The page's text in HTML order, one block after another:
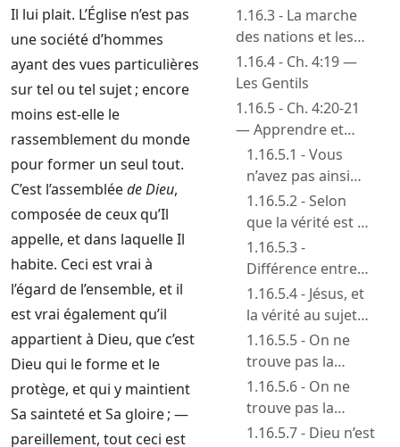
Il lui plait. L’Église n’est pas
une société d’hommes
ayant des vues particulières
sur tel ou tel sujet ; encore
moins est-elle le
rassemblement du monde
pour former un seul tout.
C’est l’assembléede Dieu,
composée de ceux qu’Il
appelle, et dans laquelle Il
habite. Ceci est vrai à
l’égard de l’ensemble, et il
est vrai également qu’il
appartient à Dieu, que c’est
Dieu qui le forme et le
protège, et qui y maintient
Sa sainteté et Sa gloire ; —
pareillement, tout ceci est
abandonner ses
propres principes
1.16.3 - La marche
des nations et les
vaines pensées
viennent de l’état du
cœur
1.16.4 - Ch. 4:19 —
Les Gentils
1.16.5 - Ch. 4:20-21
— Apprendre et
entendre Christ,
selon la vérité en
Jésus
1.16.5.1 - Vous
n’avez pas ainsi
appris le Christ
1.16.5.2 - Selon
que la vérité est en
Jésus — Différence
entre Christ et
Jésus
1.16.5.3 -
Différence entre
« Jésus est la
vérité » et « le
Saint Esprit est la
vérité »
1.16.5.4 - Jésus, et
la vérité au sujet
de l’homme
1.16.5.5 - On ne
trouve pas la
vérité au sujet de
Dieu dans la
création
1.16.5.6 - On ne
trouve pas la
vérité au sujet de
1.16.5.7 - Dieu n’est